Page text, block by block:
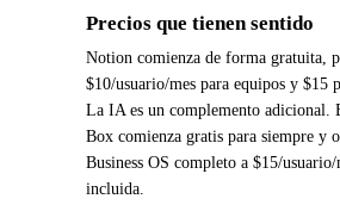
Precios que tienen sentido
Notion comienza de forma gratuita,
$10/usuario/mes para equipos y $15
La IA es un complemento adicional.
Box comienza gratis para siempre y
Business OS completo a $15/
incluida.